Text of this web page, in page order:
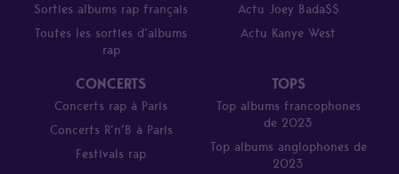
Sorties albums rap français
Toutes les sorties d’albums
rap
Actu Joey Bada$$
Actu Kanye West
CONCERTS
Concerts rap à Paris
Concerts R’n’B à Paris
Festivals rap
TOPS
Top albums francophones
de 2023
Top albums anglophones de
2023